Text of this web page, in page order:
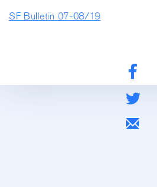
SF Bulletin 07-08/19